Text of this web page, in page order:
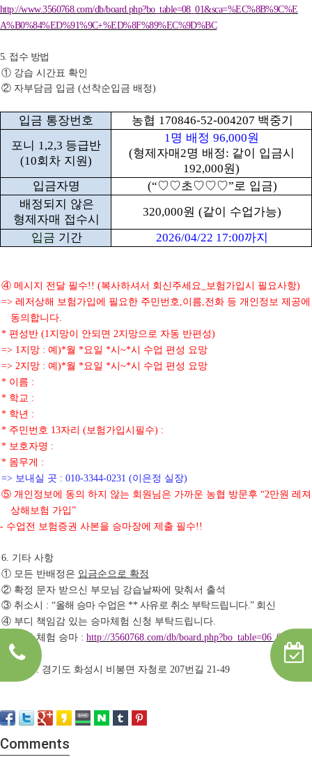
http://www.3560768.com/db/board.php?bo_table=08_01&sca=%EC%8B%9C%E
A%B0%84%ED%91%9C+%ED%8F%89%EC%9D%BC
5. 접수 방법
① 강습 시간표 확인
② 자부담금 입금(선착순입금 배정)
입금 통장번호 농협 170846-52-004207 백중기
포니 1,2,3 등급반
(10회차 지원)
1명 배정 96,000원
(형제자매2명 배정: 같이 입금시
192,000원)
입금자명 (“♡♡초♡♡♡”로 입금)
배정되지 않은
형제자매 접수시
320,000원(같이 수업가능)
입금 기간 2026/04/22 17:00까지
④메시지 전달 필수!! (복사하셔서 회신주세요 보험가입시 필요사항)
=>레저상해 보험가입에 필요한 주민번호,이름,전화 등 개인정보 제공에
동의합니다.
*편성반(1지망이 안되면 2지망으로 자동 반편성)
=> 1지망 :예)*월*요일*시~*시 수업 편성 요망
=> 2지망 :예)*월*요일*시~*시 수업 편성 요망
* 이름 :
* 학교 :
* 학년 :
* 주민번호 13자리(보험가입시필수) :
* 보호자명 :
* 몸무게 :
=> 보내실 곳 : 010-3344-0231 (이은정 실장)
⑤ 개인정보에 동의 하지 않는 회원님은 가까운 농협 방문후“2만원 레져
상해보험 가입”
- 수업전 보험증권 사본을 승마장에 제출 필수!!
6. 기타 사항
① 모든 반배정은 입금순으로 확정
② 확정 문자 받으신 부모님 강습날짜에 맞춰서 출석
③ 취소시 :“올해 승마 수업은** 사유로 취소 부탁드립니다.” 회신
④ 부디 책임감 있는 승마체험 신청 부탁드립니다.
가족 체험 승마 :http://3560768.com/db/board.php?bo_table=06_01&wr_
id=87
주소: 경기도 화성시 비봉면 자청로 207번길 21-49
​
Comments